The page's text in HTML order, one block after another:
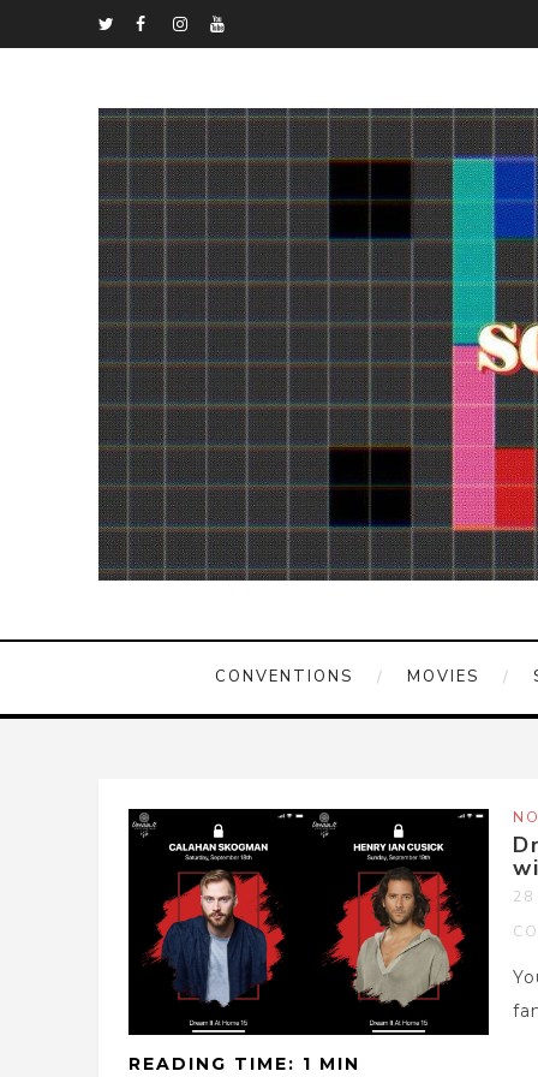
CONVENTIONS MOVIES
28
READING TIME: 1 MIN